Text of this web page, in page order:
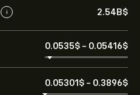
i 2.54B‎$‎
0.0535‎$‎ - 0.05416‎$‎
0.05301‎$‎ - 0.3896‎$‎